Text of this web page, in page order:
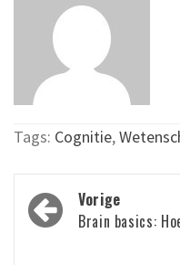
Tags: Cognitie,
Bericht
navigatie
Vorige
Brain basics: